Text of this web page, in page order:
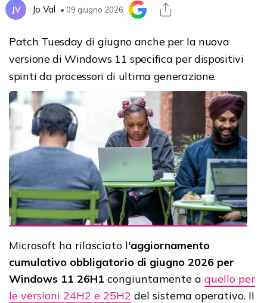
JV Jo Val • 09 giugno 2026
Patch Tuesday di giugno anche per la nuova
versione di Windows 11 specifica per dispositivi
spinti da processori di ultima generazione.
Microsoft ha rilasciato l'aggiornamento
cumulativo obbligatorio di giugno 2026 per
Windows 11 26H1 congiuntamente a quello per
le versioni 24H2 e 25H2 del sistema operativo. Il